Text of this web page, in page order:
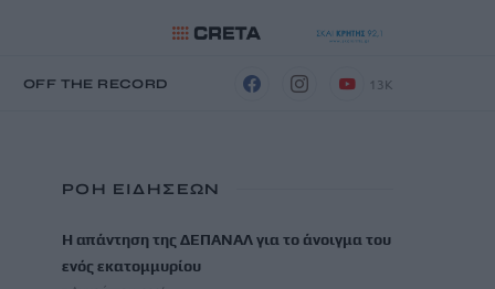
OFF THE RECORD
13K
ΡΟΗ ΕΙΔΗΣΕΩΝ
Η απάντηση της ΔΕΠΑΝΑΛ για το άνοιγμα του
ενός εκατομμυρίου